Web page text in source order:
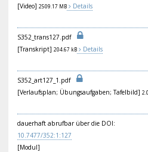
[Video] 2509.17 MB
Details
S352_trans127.pdf
[Transkript] 204.67 kB
Details
S352_art1 27_ 1.pdf
[Verlaufsplan; Übungsaufgaben; Tafelbild]
dauerhaft abrufbar über die DOI:
10. 7477/352:1:1 27
[Modul]